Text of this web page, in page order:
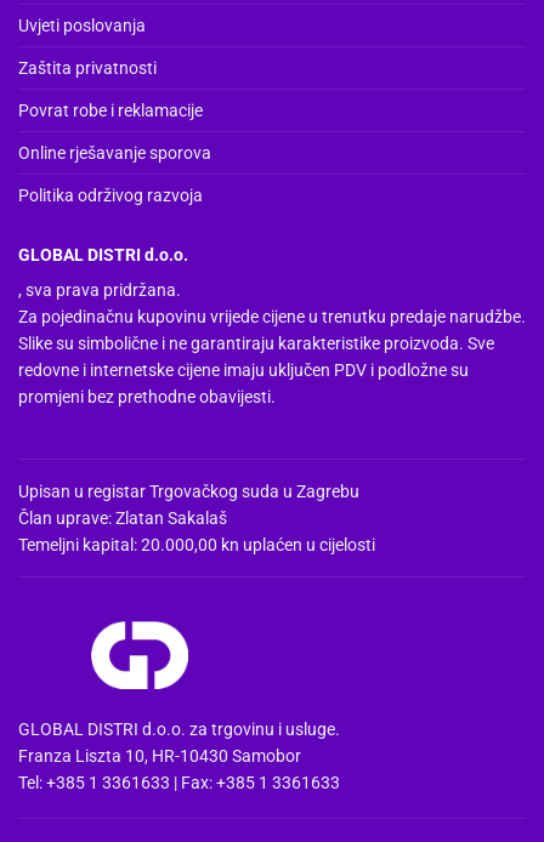
Uvjeti poslovanja
Zaštita privatnosti
Povrat robe i reklamacije
Online rješavanje sporova
Politika održivog razvoja
GLOBAL DISTRI d.o.o.
, sva prava pridržana.
Za pojedinačnu kupovinu vrijede cijene u trenutku predaje narudžbe.
Slike su simbolične i ne garantiraju karakteristike proizvoda. Sve
redovne i internetske cijene imaju uključen PDV i podložne su
promjeni bez prethodne obavijesti.
Upisan u registar Trgovačkog suda u Zagrebu
Član uprave: Zlatan Sakalaš
Temeljni kapital: 20.000,00 kn uplaćen u cijelosti
GLOBAL DISTRI d.o.o. za trgovinu i usluge.
Franza Liszta 10, HR-10430 Samobor
Tel: +385 1 3361633 | Fax: +385 1 3361633